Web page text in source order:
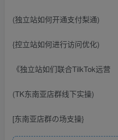
(独立站如何开通支付梨通)
{控立站如何进行访问优化)
《独立站如们联合TilkTok远营
(TK东南亚店群线下实操)
[东南亚店群の场支操}